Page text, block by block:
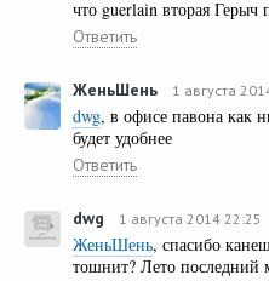
что guerlain вторая Герыч
Ответить
ЖеньШень 1 августа
dwg, в офисе павона как
будет удобнее
Ответить
dwg 1 августа 2014 22:25
ЖеньШень, спасибо
тошнит? Лето последний